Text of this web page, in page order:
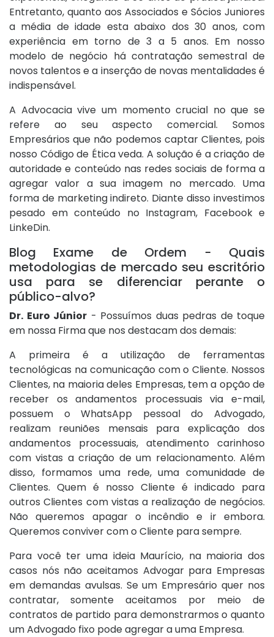
Entretanto, quanto aos Associados e Sócios Juniores
a média de idade esta abaixo dos 30 anos, com
experiência em torno de 3 a 5 anos. Em nosso
modelo de negócio há contratação semestral de
novos talentos e a inserção de novas mentalidades é
indispensável.
A Advocacia vive um momento crucial no que se
refere ao seu aspecto comercial. Somos
Empresários que não podemos captar Clientes, pois
nosso Código de Ética veda. A solução é a criação de
autoridade e conteúdo nas redes sociais de forma a
agregar valor a sua imagem no mercado. Uma
forma de marketing indireto. Diante disso investimos
pesado em conteúdo no Instagram, Facebook e
LinkeDin.
Blog Exame de Ordem - Quais
metodologias de mercado seu escritório
usa para se diferenciar perante o
público-alvo?
Dr. Euro Júnior - Possuímos duas pedras de toque
em nossa Firma que nos destacam dos demais:
A primeira é a utilização de ferramentas
tecnológicas na comunicação com o Cliente. Nossos
Clientes, na maioria deles Empresas, tem a opção de
receber os andamentos processuais via e-mail,
possuem o WhatsApp pessoal do Advogado,
realizam reuniões mensais para explicação dos
andamentos processuais, atendimento carinhoso
com vistas a criação de um relacionamento. Além
disso, formamos uma rede, uma comunidade de
Clientes. Quem é nosso Cliente é indicado para
outros Clientes com vistas a realização de negócios.
Não queremos apagar o incêndio e ir embora.
Queremos conviver com o Cliente para sempre.
Para você ter uma ideia Maurício, na maioria dos
casos nós não aceitamos Advogar para Empresas
em demandas avulsas. Se um Empresário quer nos
contratar, somente aceitamos por meio de
contratos de partido para demonstrarmos o quanto
um Advogado fixo pode agregar a uma Empresa.